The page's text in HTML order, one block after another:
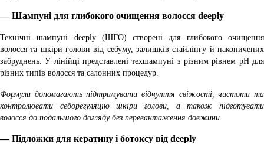
— Шампуні для глибокого очищення волосся deeply
Технічні шампуні deeply (ШГО) створені для глибокого очищення
волосся та шкіри голови від себуму, залишків стайлінгу й накопичених
забруднень. У лінійці представлені техшампуні з різним рівнем pH для
різних типів волосся та салонних процедур.
Формули допомагають підтримувати відчуття свіжості, чистоти та
контролювати себорегуляцію шкіри голови, а також підготувати
волосся до подальшого догляду без перевантаження довжини.
— Підложки для кератину і ботоксу від deeply